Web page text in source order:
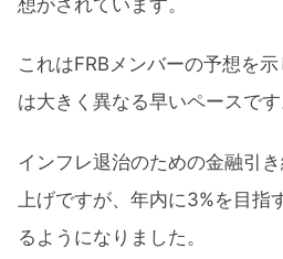
これはFRBメンバーの予想を
は大きく異なる早いペースです
インフレ退治のための金融引
上げですが、年内に3%を目
るようになりました。